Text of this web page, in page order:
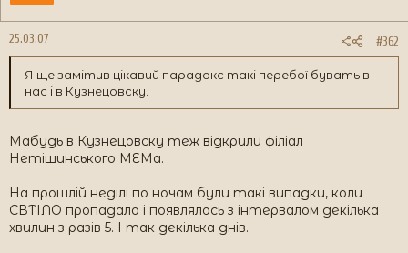
25.03.07 #362
Я ще замітив цікавий парадокс такі перебої бувать в
нас і в Кузнецовску.
Мабудь в Кузнецовску теж відкрили філіал
Нетішинського МЕМа.
На прошлій неділі по ночам були такі випадки, коли
СВТІЛО пропадало і появлялось з інтервалом декілька
хвилин з разів 5. І так декілька днів.